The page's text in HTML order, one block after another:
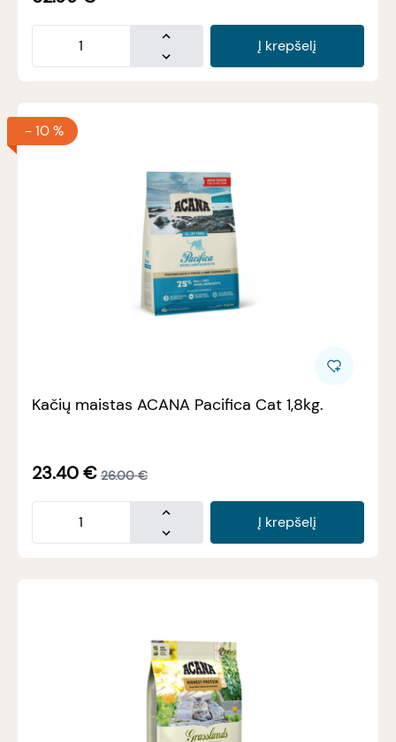
Į krepšelį
-10 %
Kačių maistas ACANA Pacifica Cat 1,8kg.
23.40€ 26.00 €
Į krepšelį